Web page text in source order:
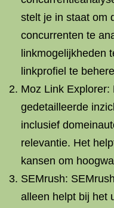
stelt je in staat om
concurrenten te
linkmogelijkheden
linkprofiel te
Moz Link
gedetailleerde
inclusief
relevantie. Het
kansen om
SEMrush:
alleen helpt bij het